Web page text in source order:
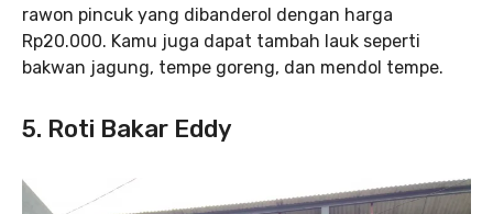
rawon pincuk yang dibanderol dengan harga
Rp20.000. Kamu juga dapat tambah lauk seperti
bakwan jagung, tempe goreng, dan mendol tempe.
5. Roti Bakar Eddy